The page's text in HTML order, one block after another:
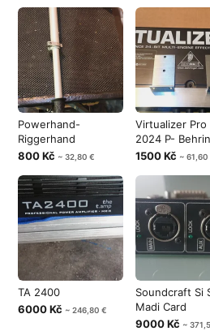
Powerhand-
Riggerhand
800 Kč ~ 32,80 €
Virtualizer Pro
2024 P-
1500 Kč ~ 61,60
TA 2400
6000 Kč ~ 246,80 €
Soundcraft Si
Madi Card
9000 Kč ~